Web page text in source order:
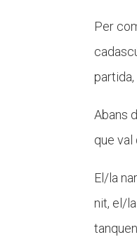
Per
Abans
que val
El/la
nit, el/